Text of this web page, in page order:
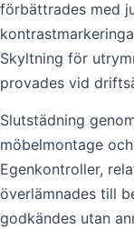
förbättrades med
Skyltning för
provades vid
Slutstädning
möbelmontage
Egenkontroller,
överlämnades till
godkändes utan